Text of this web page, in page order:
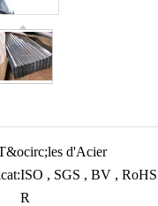
d'Acier
ISO , SGS , BV ,
R